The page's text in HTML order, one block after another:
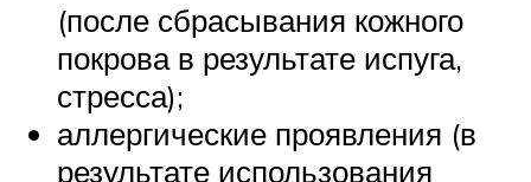
(после сбрасывания кожного
покрова в результате испуга,
стресса);
аллергические проявления (в
результате использования